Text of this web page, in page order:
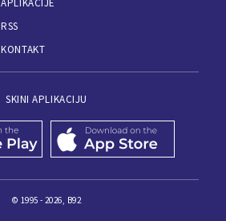
RSS
KONTAKT
SKINI APLIKACIJU
© 1995 - 2026, B92